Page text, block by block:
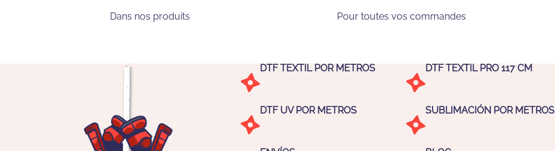
Dans nos produits Pour toutes vos commandes
DTF TEXTIL POR METROS DTF TEXTIL PRO 117 CM
DTF UV POR METROS SUBLIMACIÓN POR METROS